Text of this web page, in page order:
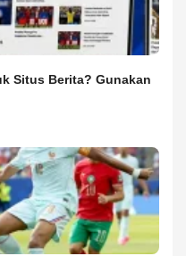
Situs Berita? Gunakan